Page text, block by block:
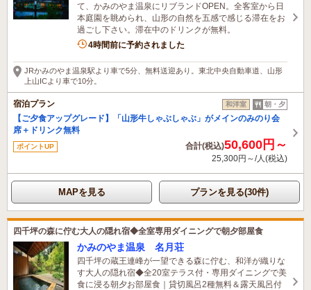
て、かみのやま温泉にリブランドOPEN。全客室から日
本庭園を眺められ、山形の自然を五感で感じる滞在をお
過ごし下さい。滞在中のドリンクが無料。
4時間前に予約されました
JRかみのやま温泉駅より車で5分、無料送迎あり。東北中央自動車道、山形
上山ICより車で10分。
宿泊プラン 和洋室 朝・夕
【ご夕食アップグレード】「山形牛しゃぶしゃぶ」がメインのみのり会
席＋ドリンク無料
ポイントUP 合計(税込)50,600円～
25,300円～/人(税込)
MAPを見る プランを見る(30件)
四千坪の森に佇む大人の隠れ宿◆全室専用ダイニングで朝夕部屋食
かみのやま温泉 名月荘
四千坪の蔵王連峰が一望できる森に佇む、和洋が織りな
す大人の隠れ宿◆全20室テラス付・専用ダイニングで美
食に浸る朝夕お部屋食｜貸切風呂2種無料＆露天風呂付